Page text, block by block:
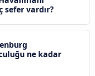
sefer vardır?
ne kadar